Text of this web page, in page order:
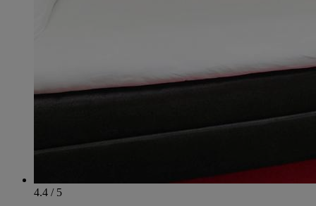
4.4 / 5